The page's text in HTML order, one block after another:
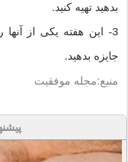
بدهید تهیه کنید.
3- این هفته یکی از
جایزه بدهید.
منبع:مجله موفقیت